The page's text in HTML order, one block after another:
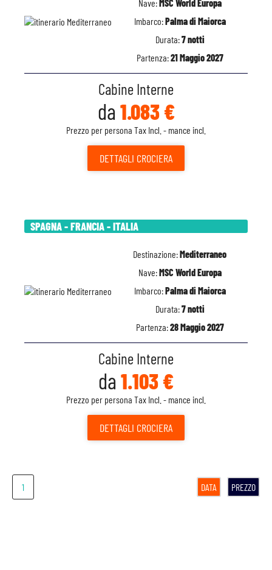
Nave: MSC World Europa
Imbarco:Palma di Maiorca
Durata:7 notti
Partenza:21 Maggio 2027
Cabine Interne
da 1.083 €
Prezzo per persona Tax Incl. - mance incl.
DETTAGLI CROCIERA
SPAGNA - FRANCIA - ITALIA
Destinazione:Mediterraneo
Nave:MSC World Europa
Imbarco:Palma di Maiorca
Durata:7 notti
Partenza:28 Maggio 2027
Cabine Interne
da 1.103 €
Prezzo per persona Tax Incl. - mance incl.
DETTAGLI CROCIERA
1 DATA PREZZO